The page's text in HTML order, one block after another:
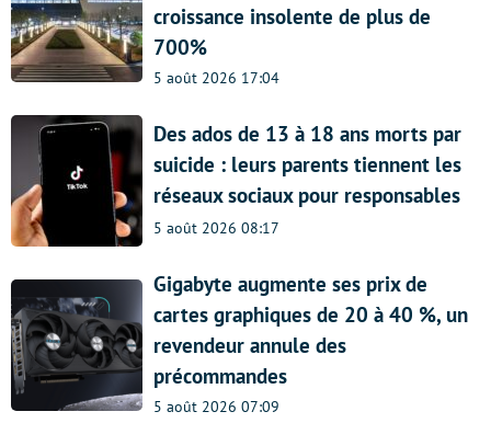
croissance insolente de plus de
700%
5 août 2026 17:04
Des ados de 13 à 18 ans morts par
suicide : leurs parents tiennent les
réseaux sociaux pour responsables
5 août 2026 08:17
Gigabyte augmente ses prix de
cartes graphiques de 20 à 40 %, un
revendeur annule des
précommandes
5 août 2026 07:09